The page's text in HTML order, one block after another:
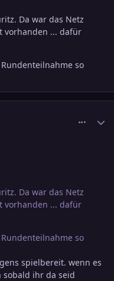
Da war das Netz
vorhanden ... dafür
so
Da war das Netz
vorhanden ... dafür
so
spielbereit. wenn es
ihr da seid